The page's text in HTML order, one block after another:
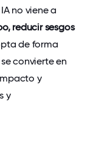
no viene a
reducir sesgos
de forma
convierte en
y
y